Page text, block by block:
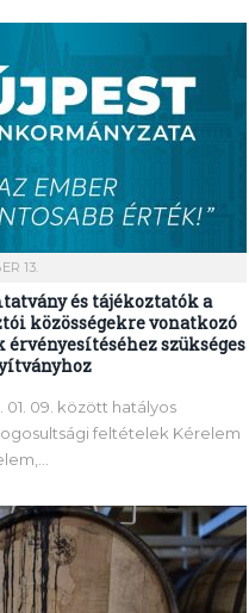
13.
és tájékoztatók a
közösségekre vonatkozó
szükséges
01. 09. között hatályos
feltételek Kérelem